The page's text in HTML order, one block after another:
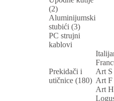
(2)
Aluminijumski
stubići (3)
PC strujni
kablovi
Prekidači i
utičnice (180)
Art S
Art F
Art